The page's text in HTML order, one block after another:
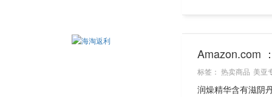
Amazon.com
标签： 热卖商品 美亚
润燥精华含有滋阴